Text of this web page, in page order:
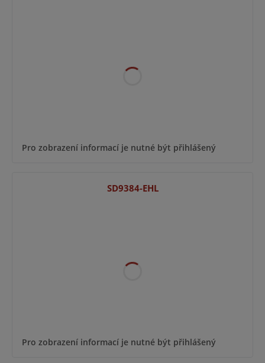
Pro zobrazení informací je nutné být přihlášený
SD9384-EHL
Pro zobrazení informací je nutné být přihlášený